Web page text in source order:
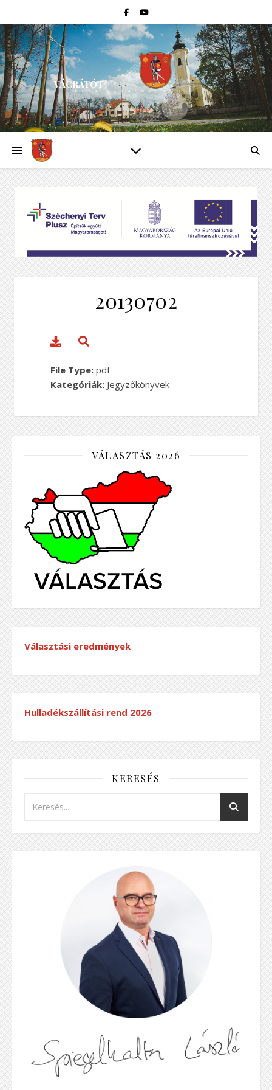
VÁCRÁTÓT
PEST VÁRMEGYE
20130702
File Type: pdf
Kategóriák: Jegyzőkönyvek
VÁLASZTÁS 2026
Választási eredmények
Hulladékszállítási rend 2026
KERESÉS